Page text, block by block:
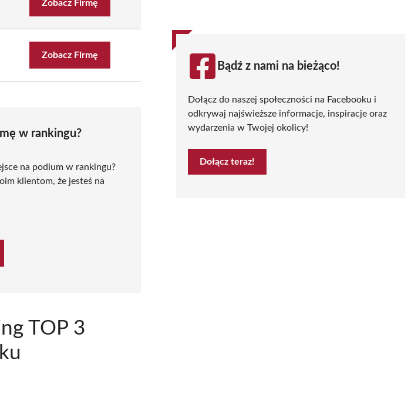
Zobacz Firmę
Zobacz Firmę
w rankingu?
na podium w rankingu?
klientom, że jesteś na
TOP 3
Bądź z nami na bieżąco!
Dołącz do naszej społeczności na Facebooku i
odkrywaj najświeższe informacje, inspiracje oraz
wydarzenia w Twojej okolicy!
Dołącz teraz!